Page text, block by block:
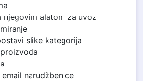
njegovim alatom za uvoz
slike kategorija
narudžbenice